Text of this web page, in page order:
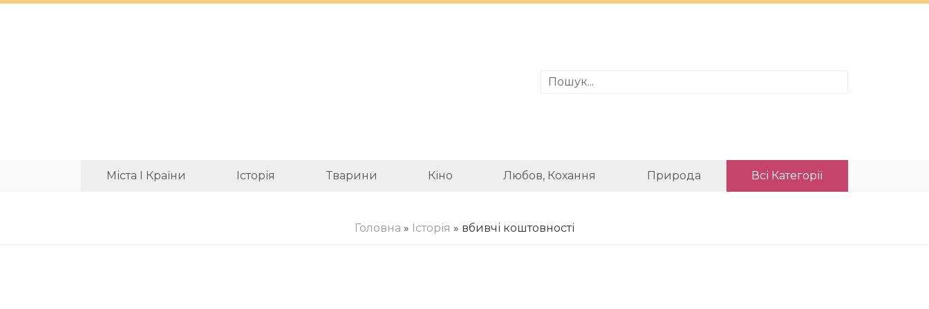
Міста І Країни Історія Тварини Кіно Любов, Кохання Природа Всі Категорії
Головна » Історія » вбивчі коштовності